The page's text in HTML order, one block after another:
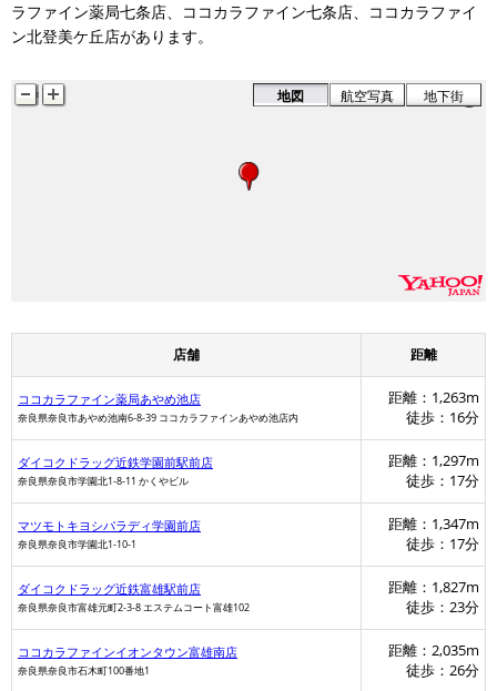
ラファイン薬局七条店、ココカラファイン七条店、ココカラファイ
ン北登美ケ丘店があります。
地図 航空写真 地下街
店舗 距離
ココカラファイン薬局あやめ池店
奈良県奈良市あやめ池南6-8-39 ココカラファインあやめ池店内
距離：1,263m
徒歩：16分
ダイコクドラッグ近鉄学園前駅前店
奈良県奈良市学園北1-8-11 かくやビル
距離：1,297m
徒歩：17分
マツモトキヨシパラディ学園前店
奈良県奈良市学園北1-10-1
距離：1,347m
徒歩：17分
ダイコクドラッグ近鉄富雄駅前店
奈良県奈良市富雄元町2-3-8 エステムコート富雄102
距離：1,827m
徒歩：23分
ココカラファインイオンタウン富雄南店
奈良県奈良市石木町100番地1
距離：2,035m
徒歩：26分